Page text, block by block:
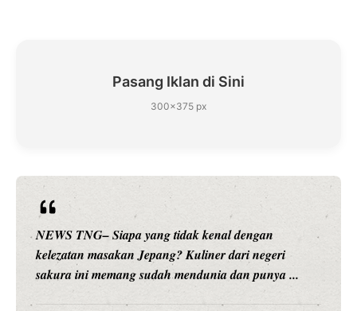
Pasang Iklan di Sini
300×375 px
NEWS TNG– Siapa sangka, dua nama besar di
hiburan, Nunung Srimulat dan Vicky Prasetyo, kini
merambah dunia kuliner dengan ...